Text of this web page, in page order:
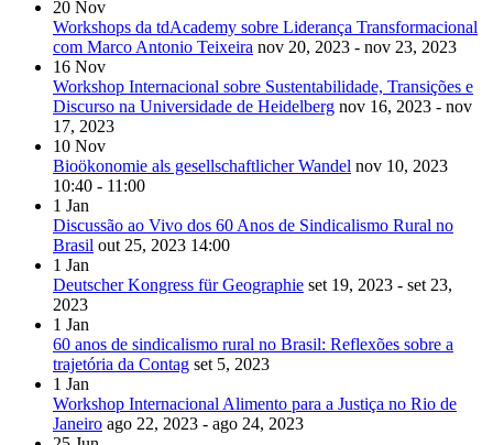
20 Nov
Workshops da tdAcademy sobre Liderança Transformacional
com Marco Antonio Teixeira nov 20, 2023 - nov 23, 2023
16 Nov
Workshop Internacional sobre Sustentabilidade, Transições e
Discurso na Universidade de Heidelberg nov 16, 2023 - nov
17, 2023
10 Nov
Bioökonomie als gesellschaftlicher Wandel nov 10, 2023
10:40 - 11:00
1 Jan
Discussão ao Vivo dos 60 Anos de Sindicalismo Rural no
Brasil out 25, 2023 14:00
1 Jan
Deutscher Kongress für Geographie set 19, 2023 - set 23,
2023
1 Jan
60 anos de sindicalismo rural no Brasil: Reflexões sobre a
trajetória da Contag set 5, 2023
1 Jan
Workshop Internacional Alimento para a Justiça no Rio de
Janeiro ago 22, 2023 - ago 24, 2023